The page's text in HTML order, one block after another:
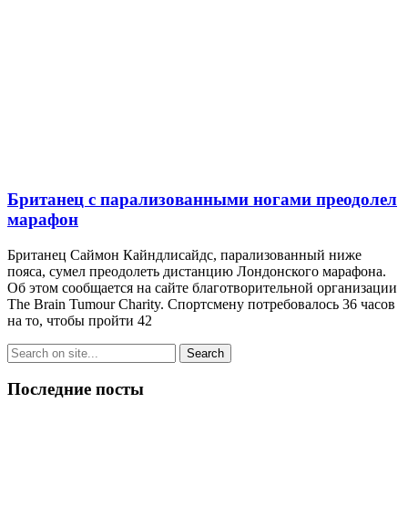
Британец с парализованными ногами преодолел
марафон
Британец Саймон Кайндлисайдс, парализованный ниже
пояса, сумел преодолеть дистанцию Лондонского марафона.
Об этом сообщается на сайте благотворительной организации
The Brain Tumour Charity. Спортсмену потребовалось 36 часов
на то, чтобы пройти 42
Последние посты